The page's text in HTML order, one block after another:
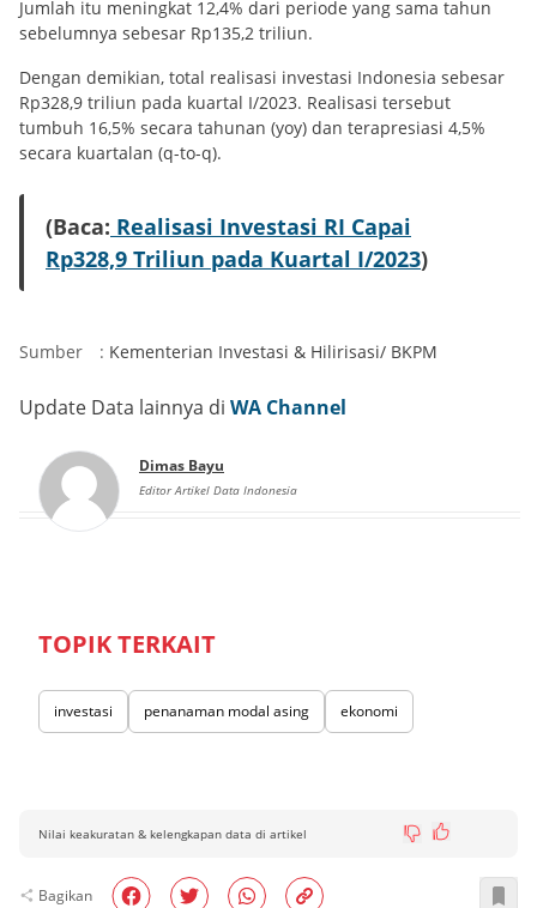
Jumlah itu meningkat 12,4% dari periode yang sama tahun
sebelumnya sebesar Rp135,2 triliun.
Dengan demikian, total realisasi investasi Indonesia sebesar
Rp328,9 triliun pada kuartal I/2023. Realisasi tersebut
tumbuh 16,5% secara tahunan (yoy) dan terapresiasi 4,5%
secara kuartalan (q-to-q).
(Baca: Realisasi Investasi RI Capai
Rp328,9 Triliun pada Kuartal I/2023)
Sumber : Kementerian Investasi & Hilirisasi/ BKPM
Update Data lainnya di WA Channel
Dimas Bayu
Editor Artikel Data Indonesia
TOPIK TERKAIT
investasi penanaman modal asing ekonomi
Nilai keakuratan & kelengkapan data di artikel
Bagikan